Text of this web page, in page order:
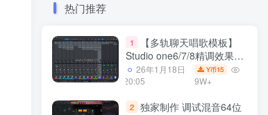
热门推荐
1
【多轨聊天唱歌模板】
Studio one6/7/8精调效果包
多种效果模式 声卡调试好直
播预设模板
26年1月18日
20:05
Y币15
9W+
2 独家制作 调试混音64位